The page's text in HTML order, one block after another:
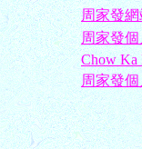
周家發網
周家發
Chow Ka
周家發